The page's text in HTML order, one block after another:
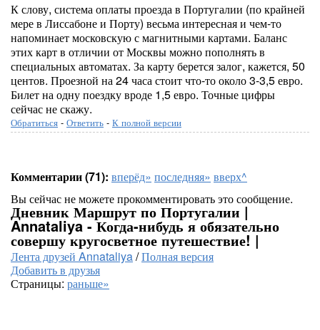
К слову, система оплаты проезда в Португалии (по крайней
мере в Лиссабоне и Порту) весьма интересная и чем-то
напоминает московскую с магнитными картами. Баланс
этих карт в отличии от Москвы можно пополнять в
специальных автоматах. За карту берется залог, кажется, 50
центов. Проезной на 24 часа стоит что-то около 3-3,5 евро.
Билет на одну поездку вроде 1,5 евро. Точные цифры
сейчас не скажу.
Обратиться - Ответить - К полной версии
Комментарии (71): вперёд» последняя» вверх^
Вы сейчас не можете прокомментировать это сообщение.
Дневник Маршрут по Португалии |
Annataliya - Когда-нибудь я обязательно
совершу кругосветное путешествие! |
Лента друзей Annataliya/Полная версия
Добавить в друзья
Страницы: раньше»